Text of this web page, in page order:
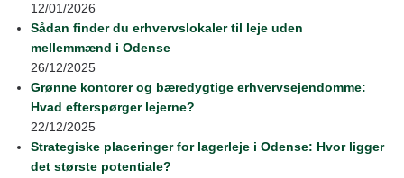
12/01/2026
Sådan finder du erhvervslokaler til leje uden
mellemmænd i Odense
26/12/2025
Grønne kontorer og bæredygtige erhvervsejendomme:
Hvad efterspørger lejerne?
22/12/2025
Strategiske placeringer for lagerleje i Odense: Hvor ligger
det største potentiale?